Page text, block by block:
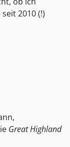
2010 (!)
Great Highland